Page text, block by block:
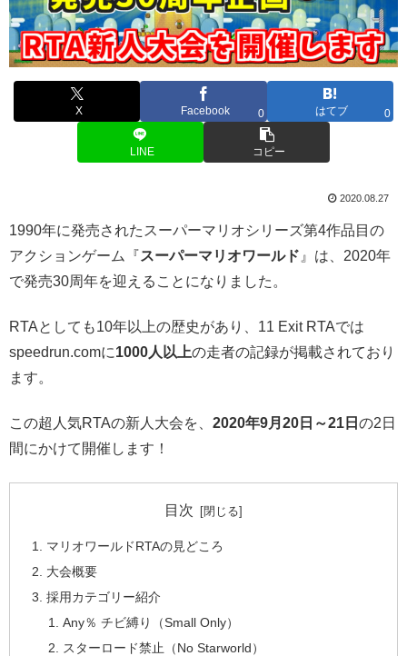
X Facebook 0 はてブ 0
LINE コピー
2020.08.27
1990年に発売されたスーパーマリオシリーズ第4作品目の
アクションゲーム『スーパーマリオワールド 』は、2020年
で発売30周年を迎えることになりました。
RTAとしても10年以上の歴史があり、11 Exit RTAでは
speedrun.comに1000人以上の走者の記録が掲載されており
ます。
この超人気RTAの新人大会を、 2020年9月20日～21日 の2日
間にかけて開催します！
目次
マリオワールドRTAの見どころ
大会概要
採用カテゴリー紹介
Any％ チビ縛り（Small Only）
スターロード禁止（No Starworld）